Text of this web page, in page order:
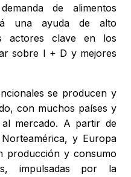
de alimentos
una ayuda de alto
actores clave en los
sobre I + D y mejores
se producen y
con muchos países y
mercado. A partir de
y Europa
producción y consumo
impulsadas por la